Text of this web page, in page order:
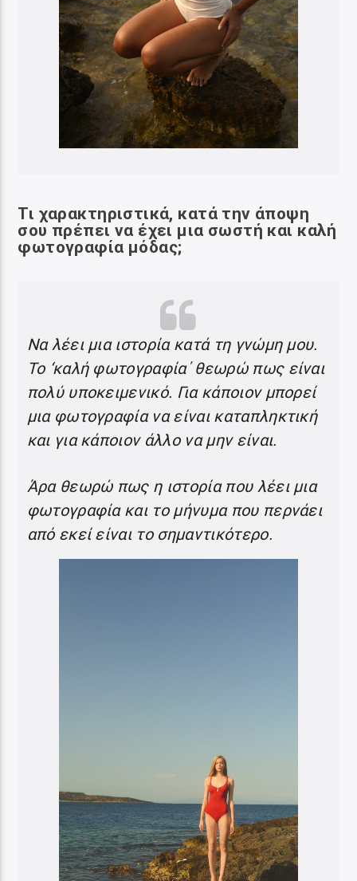
Τι χαρακτηριστικά, κατά την άποψη
σου πρέπει να έχει μια σωστή και καλή
φωτογραφία μόδας;
Να λέει μια ιστορία κατά τη γνώμη μου.
Το ‘καλή φωτογραφία΄ θεωρώ πως είναι
πολύ υποκειμενικό. Για κάποιον μπορεί
μια φωτογραφία να είναι καταπληκτική
και για κάποιον άλλο να μην είναι.
Άρα θεωρώ πως η ιστορία που λέει μια
φωτογραφία και το μήνυμα που περνάει
από εκεί είναι το σημαντικότερο.